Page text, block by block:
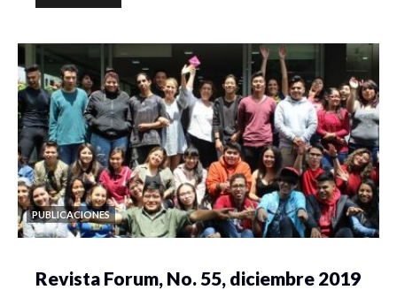
PUBLICACIONES
Revista Forum, No. 55, diciembre 2019